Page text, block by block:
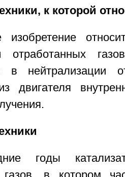
к которой
изобретение
отработанных
в нейтрализации
двигателя
годы